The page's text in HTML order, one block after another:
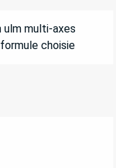
ulm multi-axes
choisie